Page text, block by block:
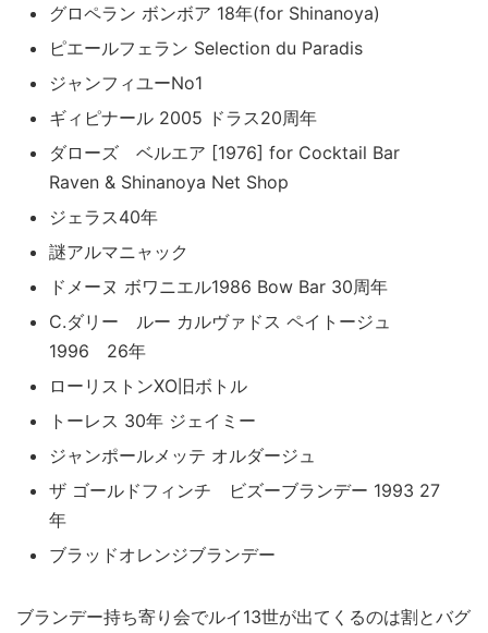
グロペラン ボンボア 18年(for Shinanoya)
ピエールフェラン Selection du Paradis
ジャンフィユーNo1
ギィピナール 2005 ドラス20周年
ダローズ ベルエア [1976] for Cocktail Bar
Raven & Shinanoya Net Shop
ジェラス40年
謎アルマニャック
ドメーヌ ボワニエル1986 Bow Bar 30周年
C.ダリー ルー カルヴァドス ペイトージュ
1996 26年
ローリストンXO旧ボトル
トーレス 30年 ジェイミー
ジャンポールメッテ オルダージュ
ザ ゴールドフィンチ ビズーブランデー 1993 27
年
ブラッドオレンジブランデー
ブランデー持ち寄り会でルイ13世が出てくるのは割とバグ